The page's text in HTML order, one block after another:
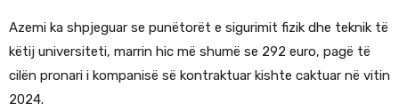
Azemi ka shpjeguar se punëtorët e sigurimit fizik dhe teknik të
këtij universiteti, marrin hic më shumë se 292 euro, pagë të
cilën pronari i kompanisë së kontraktuar kishte caktuar në vitin
2024.